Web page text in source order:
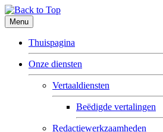
Menu
Thuispagina
Onze diensten
Vertaaldiensten
Beëdigde vertalingen
Redactiewerkzaamheden